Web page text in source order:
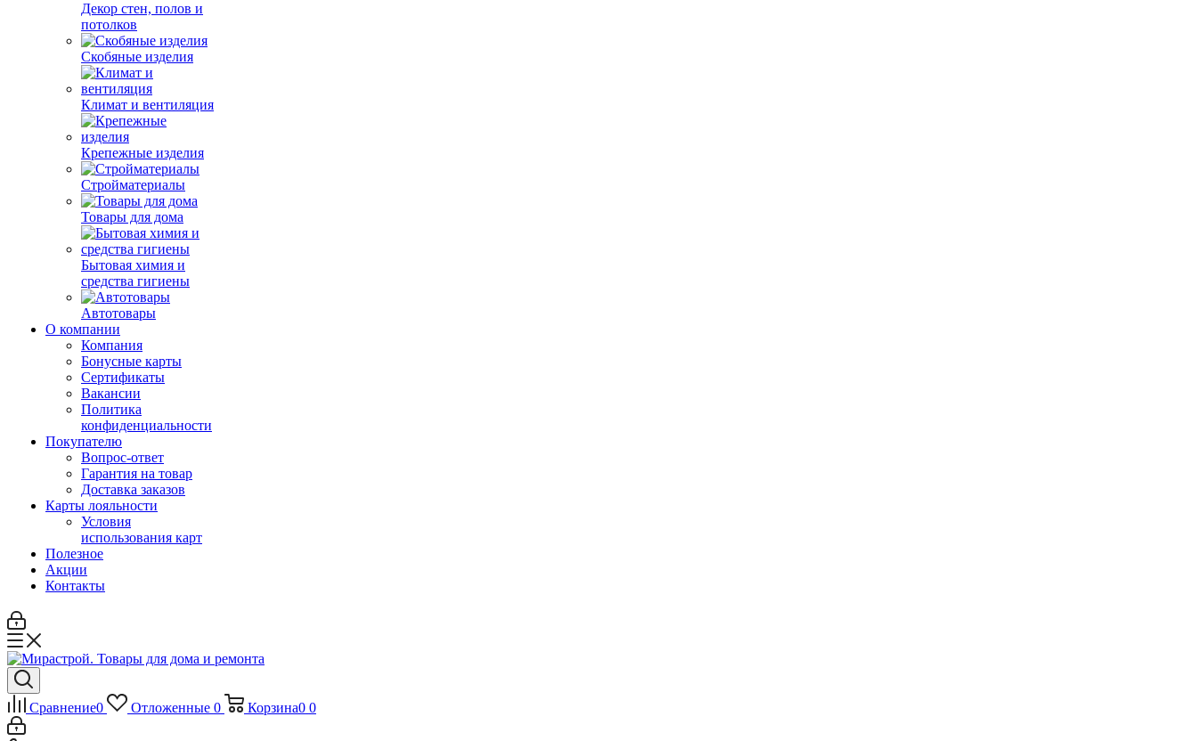
Декор стен, полов и
потолков
Скобяные изделия
Климат и вентиляция
Крепежные изделия
Стройматериалы
Товары для дома
Бытовая химия и
средства гигиены
Автотовары
О компании
Компания
Бонусные карты
Сертификаты
Вакансии
Политика
конфиденциальности
Покупателю
Вопрос-ответ
Гарантия на товар
Доставка заказов
Карты лояльности
Условия
использования карт
Полезное
Акции
Контакты
Сравнение0 Отложенные 0 Корзина0 0